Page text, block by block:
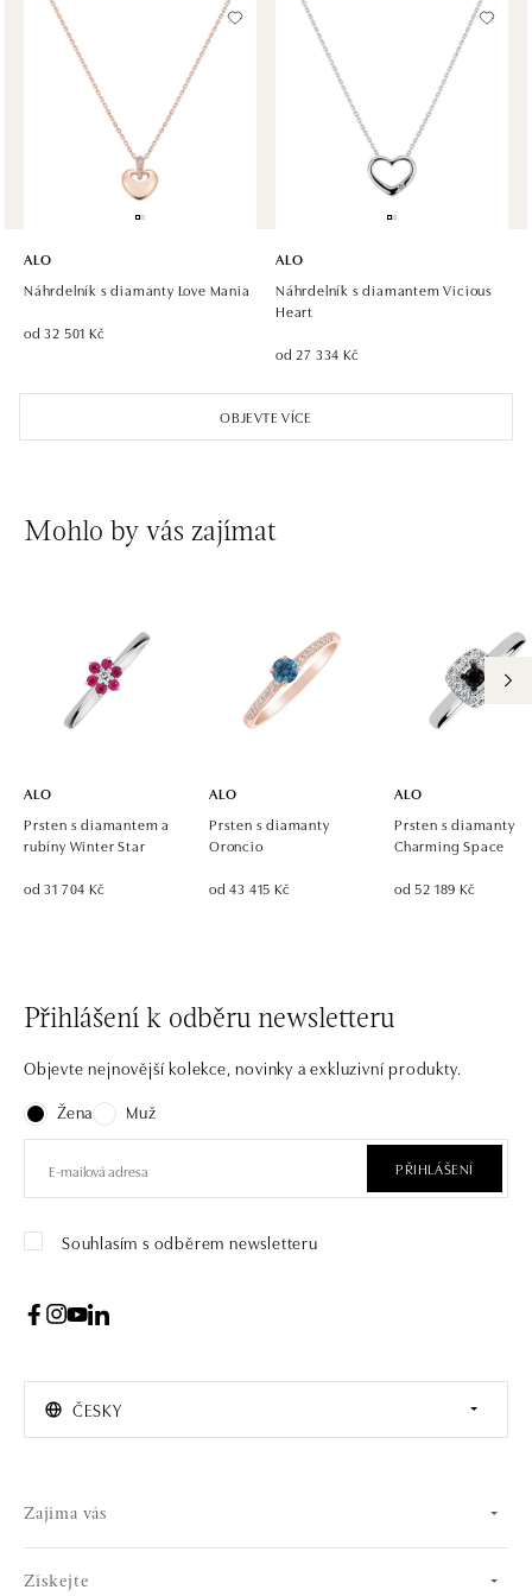
dnes otevřeno od 09:00
ALO diamonds, Westfield, Praha 4 - Chodov
Roztylská 2321/19, 148 00 Praha 4 - Chodov
tel.: +420 773 585 559, +420 730 802 800
dnes otevřeno od 09:00
ALO diamonds Hilton, Košice
dnes otevřeno od 09:00
Einsteinova 18, 851 01 Bratislava
ALO diamonds OC Avion, Bratislava
Ivanská cesta 16, 821 04 Bratislava
ALO diamonds OC Eurovea, Bratislava
Pribinova 8, 811 09 Bratislava
tel.: +421 917 090 700, +421 918 777 670
OBJEVTE VÍCE
ALO
Náhrdelník s diamanty Love Mania
od 32 501 Kč
ALO
Náhrdelník s diamantem Vicious
Heart
od 27 334 Kč
Mohlo by vás zajímat
ALO
Prsten s diamantem a
rubíny Winter Star
od 31 704 Kč
ALO
Prsten s diamanty
Oroncio
od 43 415 Kč
ALO
Prsten s diamanty
Charming Space
od 52 189 Kč
Přihlášení k odběru newsletteru
Objevte nejnovější kolekce, novinky a exkluzivní produkty.
Žena
Muž
PŘIHLÁŠENÍ
Souhlasím s odběrem newsletteru
ČESKY
Zajíma vás
Získejte